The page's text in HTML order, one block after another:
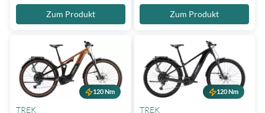
Zum Produkt Zum Produkt
120 Nm
TREK
120 Nm
TREK